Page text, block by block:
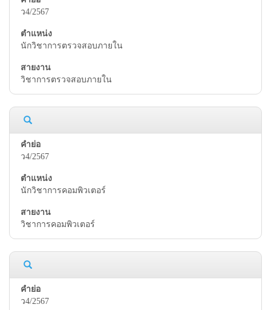
ว4/2567
นักวิชาการตรวจสอบภายใน
วิชาการตรวจสอบภายใน
ว4/2567
นักวิชาการคอมพิวเตอร์
วิชาการคอมพิวเตอร์
ว4/2567